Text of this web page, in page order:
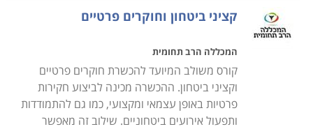
קציני ביטחון וחוקרים פרטיים
המכללה הרב תחומית
קורס משולב המיועד להכשרת חוקרים פרטיים
וקציני ביטחון. ההכשרה מכינה לביצוע חקירות
פרטיות באופן עצמאי ומקצועי, כמו גם להתמודדות
ותפעול אירועים ביטחוניים. שילוב זה מאפשר